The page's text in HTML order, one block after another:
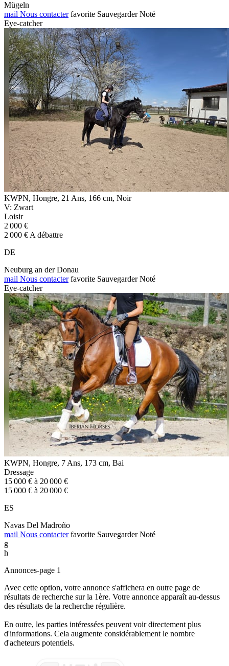
Mügeln
mail Nous contacter favorite Sauvegarder Noté
Eye-catcher
KWPN, Hongre, 21 Ans, 166 cm, Noir
V: Zwart
Loisir
2 000 €
2 000 € A débattre
DE
Neuburg an der Donau
mail Nous contacter favorite Sauvegarder Noté
Eye-catcher
KWPN, Hongre, 7 Ans, 173 cm, Bai
Dressage
15 000 € à 20 000 €
15 000 € à 20 000 €
ES
Navas Del Madroño
mail Nous contacter favorite Sauvegarder Noté
g
h
Annonces-page 1
Avec cette option, votre annonce s'affichera en outre page de
résultats de recherche sur la 1ère. Votre annonce apparaît au-dessus
des résultats de la recherche régulière.
En outre, les parties intéressées peuvent voir directement plus
d'informations. Cela augmente considérablement le nombre
d'acheteurs potentiels.